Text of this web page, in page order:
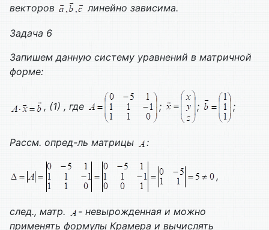
векторов
линейно зависима.
Задача 6
Запишем данную систему уравнений в матричной
форме:
, (1) , где ; ; ;
Рассм. опред-ль матрицы :
,
след., матр.
- невырожденная и можно
применять формулы Крамера и вычислять